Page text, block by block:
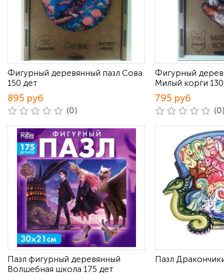
Фигурный деревянный пазл Сова
150 дет
895 руб
(0)
Фигурный
Милый корги
795 руб
Пазл фигурный деревянный
Волшебная школа 175 дет
Пазл